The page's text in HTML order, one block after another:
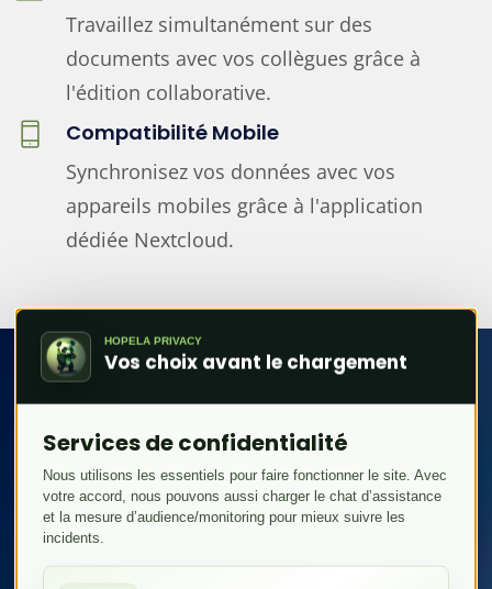
Travaillez simultanément sur des
documents avec vos collègues grâce à
l'édition collaborative.
Compatibilité Mobile
Synchronisez vos données avec vos
appareils mobiles grâce à l'application
dédiée Nextcloud.
N'attendez plus,
parlons-en !
Cliquez ici pour chatter avec nous maintenant
et obtenez des réponses rapides à vos
HOPELA PRIVACY
Vos choix avant le chargement
Services de confidentialité
Nous utilisons les essentiels pour faire fonctionner le site. Avec
votre accord, nous pouvons aussi charger le chat d’assistance
et la mesure d’audience/monitoring pour mieux suivre les
incidents.